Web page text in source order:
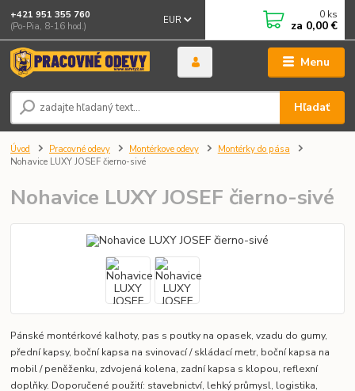
Menu
EUR
Hľadať
+421 951 355 760
(Po-Pia, 8-16 hod.)
0 ks
za 0,00 €
Úvod Pracovné odevy Montérkove odevy
Montérky do pása
Nohavice LUXY JOSEF čierno-sivé
Nohavice LUXY JOSEF čierno-sivé
Pánské montérkové kalhoty, pas s poutky na opasek, vzadu do gumy,
přední kapsy, boční kapsa na svinovací / skládací metr, boční kapsa na
mobil / peněženku, zdvojená kolena, zadní kapsa s klopou, reflexní
doplňky. Doporučené použití: stavebnictví, lehký průmysl, logistika,